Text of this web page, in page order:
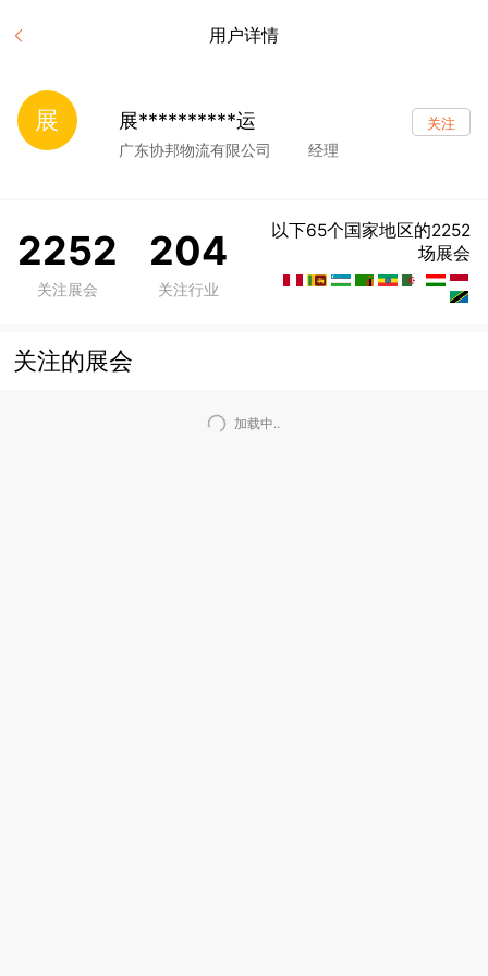
用户详情
展 展**********运
广东协邦物流有限公司 经理
关注
2252
关注展会
204
关注行业
以下65个国家地区的2252
场展会
关注的展会
加载中..